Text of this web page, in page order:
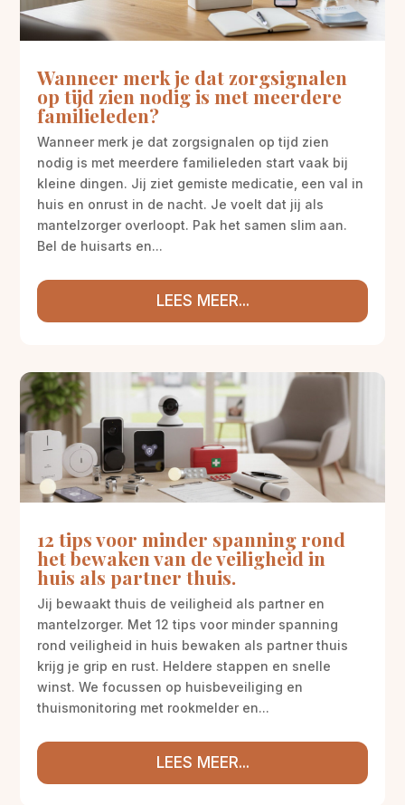
Wanneer merk je dat zorgsignalen
op tijd zien nodig is met meerdere
familieleden?
Wanneer merk je dat zorgsignalen op tijd zien
nodig is met meerdere familieleden start vaak bij
kleine dingen. Jij ziet gemiste medicatie, een val in
huis en onrust in de nacht. Je voelt dat jij als
mantelzorger overloopt. Pak het samen slim aan.
Bel de huisarts en...
LEES MEER...
12 tips voor minder spanning rond
het bewaken van de veiligheid in
huis als partner thuis.
Jij bewaakt thuis de veiligheid als partner en
mantelzorger. Met 12 tips voor minder spanning
rond veiligheid in huis bewaken als partner thuis
krijg je grip en rust. Heldere stappen en snelle
winst. We focussen op huisbeveiliging en
thuismonitoring met rookmelder en...
LEES MEER...